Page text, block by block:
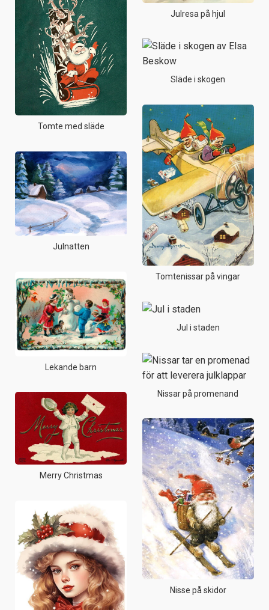
Tomte med släde
Julnatten
Lekande barn
Merry Christmas
Julresa på hjul
Släde i skogen
Tomtenissar på vingar
Jul i staden
Nissar på promenand
Nisse på skidor